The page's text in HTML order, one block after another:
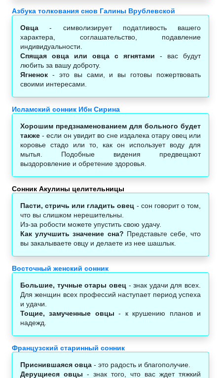
Азбука толкования снов Галины Врублевской
Овца - символизирует податливость вашего
характера, соглашательство, подавление
индивидуальности.
Спящая овца или овца с ягнятами - вас будут
любить за вашу доброту.
Ягненок - это вы сами, и вы готовы пожертвовать
своими интересами.
Исламский сонник Ибн Сирина
Хорошим предзнаменованием для больного будет
также - если он увидит во сне издалека отару овец или
коровье стадо или то, как он использует воду для
мытья. Подобные видения предвещают
выздоровление и обретение здоровья.
Сонник Акулины целительницы
Пасти, стричь или гладить овец - сон говорит о том,
что вы слишком нерешительны.
Из-за робости можете упустить свою удачу.
Как улучшить значение сна? Представьте себе, что
вы закалываете овцу и делаете из нее шашлык.
Восточный женский сонник
Большие, тучные отары овец- знак удачи для всех.
Для женщин всех профессий наступает период успеха
и удачи.
Тощие, замученные овцы - к крушению планов и
надежд.
Французский старинный сонник
Приснившаяся овца - это радость и благополучие.
Дерущиеся овцы - знак того, что вас ждет тяжкий